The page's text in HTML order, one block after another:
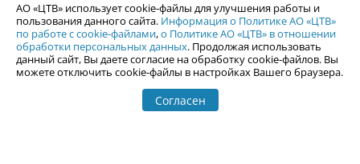
По вопросам размещения информации в разделе «Афиша»
afisha@uralweb.ru
Пользовательское соглашение на использование сайта
Политика АО «ЦТВ» в отношении обработки персональных данных
АО «ЦТВ» использует cookie-файлы для улучшения работы и
пользования данного сайта. Информация о Политике АО «ЦТВ»
по работе с cookie-файлами,о Политике АО «ЦТВ» в отношении
обработки персональных данных. Продолжая использовать
данный сайт, Вы даете согласие на обработку cookie-файлов. Вы
можете отключить cookie-файлы в настройках Вашего браузера.
Согласен